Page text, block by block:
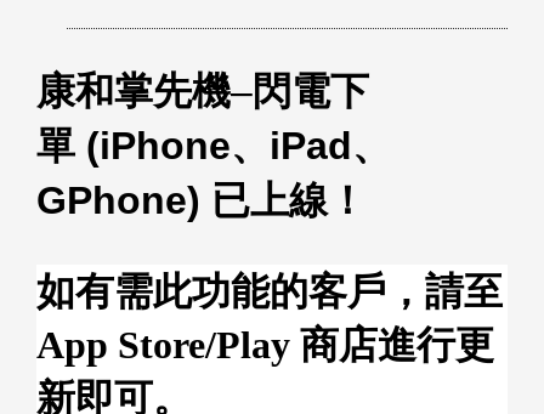
康和掌先機–閃電下
單 (iPhone、 iPad、
GPhone) 已上線！
如有需此功能的客戶，請至
App Store/Play 商店進行更
新即可。